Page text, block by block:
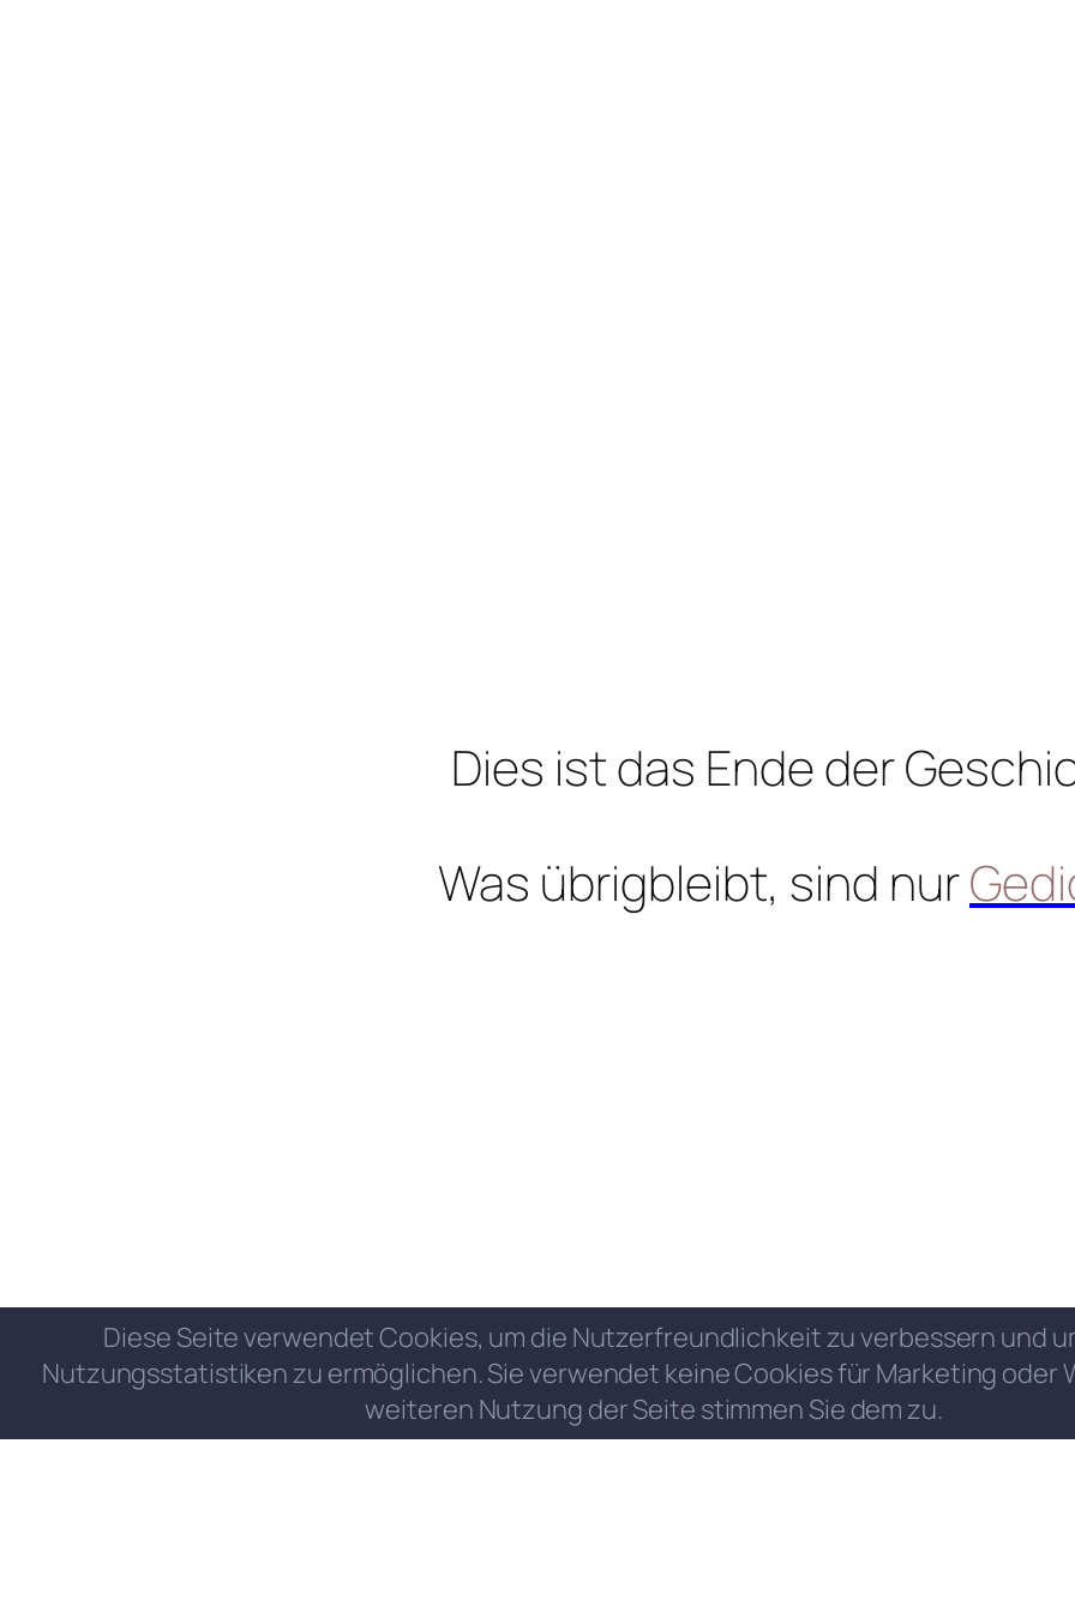
Dies ist das Ende der
Was übrigbleibt, sind nur
Diese Seite verwendet Cookies, um die Nutzerfreundlichkeit zu verbessern und
Nutzungsstatistiken zu ermöglichen. Sie verwendet keine Cookies für Marketing oder
weiteren Nutzung der Seite stimmen Sie dem zu.